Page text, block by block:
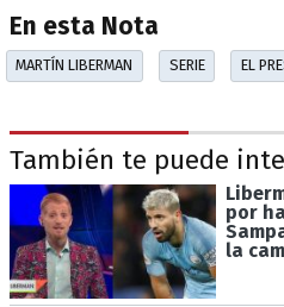
En esta Nota
MARTÍN LIBERMAN SERIE EL
También te puede
por
la